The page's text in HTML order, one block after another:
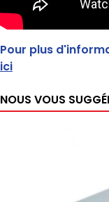
Pour plus
ici
NOUS VOUS